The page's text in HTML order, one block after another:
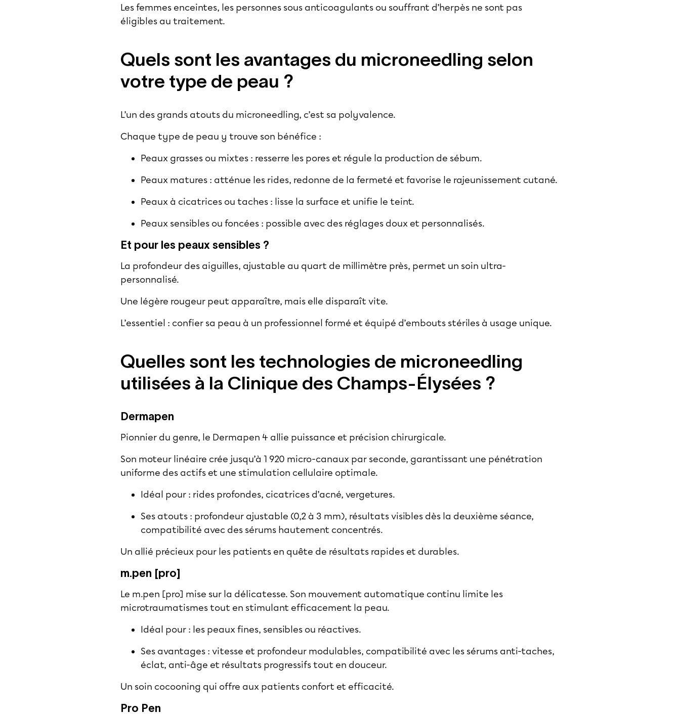
Les femmes enceintes, les personnes sous anticoagulants ou souffrant d’herpès ne sont pas
éligibles au traitement.
Quels sont les avantages du microneedling selon
votre type de peau ?
L’un des grands atouts du microneedling, c’est sa polyvalence.
Chaque type de peau y trouve son bénéfice :
Peaux grasses ou mixtes : resserre les pores et régule la production de sébum.
Peaux matures : atténue les rides, redonne de la fermeté et favorise le rajeunissement cutané.
Peaux à cicatrices ou taches : lisse la surface et unifie le teint.
Peaux sensibles ou foncées : possible avec des réglages doux et personnalisés.
Et pour les peaux sensibles ?
La profondeur des aiguilles, ajustable au quart de millimètre près, permet un soin ultra-
personnalisé.
Une légère rougeur peut apparaître, mais elle disparaît vite.
L’essentiel : confier sa peau à un professionnel formé et équipé d’embouts stériles à usage unique.
Quelles sont les technologies de microneedling
utilisées à la Clinique des Champs-Élysées ?
Dermapen
Pionnier du genre, le Dermapen 4 allie puissance et précision chirurgicale.
Son moteur linéaire crée jusqu’à 1 920 micro-canaux par seconde, garantissant une pénétration
uniforme des actifs et une stimulation cellulaire optimale.
Idéal pour : rides profondes, cicatrices d’acné, vergetures.
Ses atouts : profondeur ajustable (0,2 à 3 mm), résultats visibles dès la deuxième séance,
compatibilité avec des sérums hautement concentrés.
Un allié précieux pour les patients en quête de résultats rapides et durables.
m.pen [pro]
Le m.pen [pro] mise sur la délicatesse. Son mouvement automatique continu limite les
microtraumatismes tout en stimulant efficacement la peau.
Idéal pour : les peaux fines, sensibles ou réactives.
Ses avantages : vitesse et profondeur modulables, compatibilité avec les sérums anti-taches,
éclat, anti-âge et résultats progressifs tout en douceur.
Un soin cocooning qui offre aux patients confort et efficacité.
Pro Pen